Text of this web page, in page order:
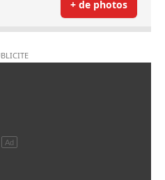
+ de photos